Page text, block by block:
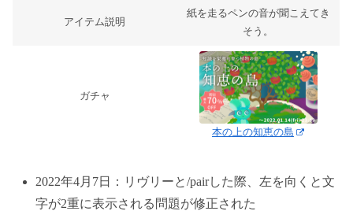
アイテム説明
紙を走るペンの音が聞こえてき
そう。
ガチャ
本の上の知恵の島
2022年4月7日：リヴリーと/pairした際、左を向くと文
字が2重に表示される問題が修正された